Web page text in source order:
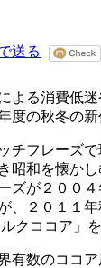
る消費低
度の秋冬の
フレーズ
昭和を懐か
ズが２００
、２０１１
クココア」
数のココ